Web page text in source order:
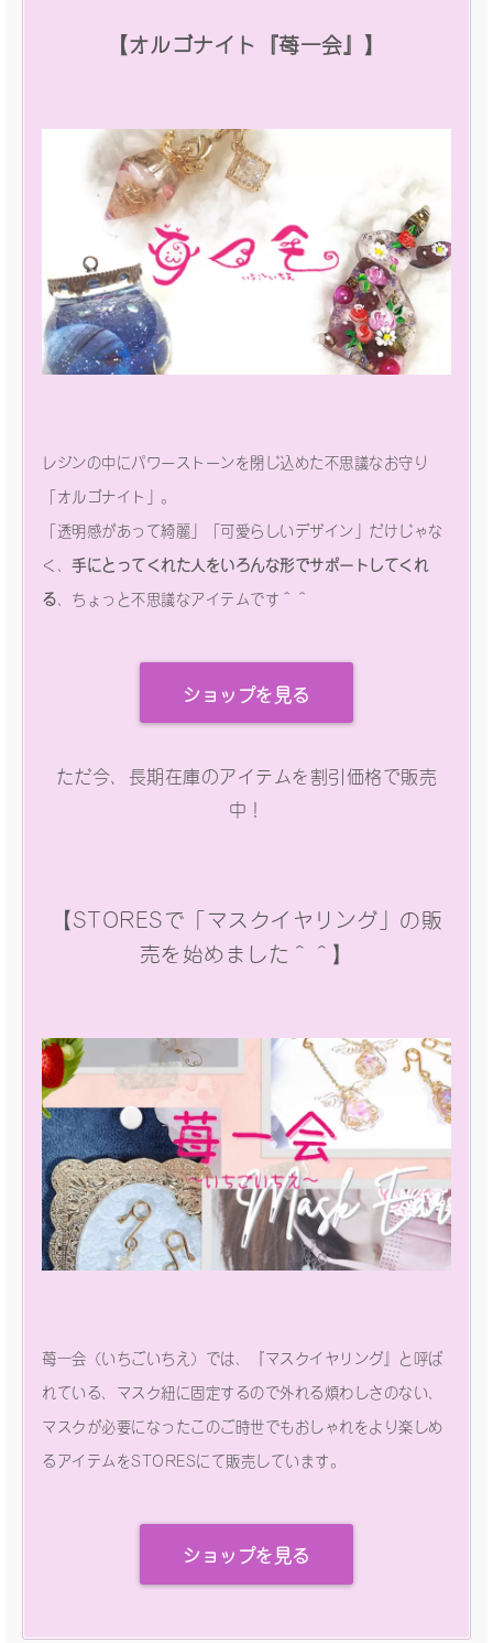
【オルゴナイト『苺一会』】
レジンの中にパワーストーンを閉じ込めた不思議なお守り
「オルゴナイト」。
「透明感があって綺麗」「可愛らしいデザイン」だけじゃな
く、 手にとってくれた人をいろんな形でサポートしてくれ
る 、ちょっと不思議なアイテムです＾＾
ショップを見る
ただ今、長期在庫のアイテムを割引価格で販売
中！
【STORESで「マスクイヤリング」の販
売を始めました＾＾】
苺一会（いちごいちえ）では、『マスクイヤリング』と呼ば
れている、マスク紐に固定するので外れる煩わしさのない、
マスクが必要になったこのご時世でもおしゃれをより楽しめ
るアイテムをSTORESにて販売しています。
ショップを見る